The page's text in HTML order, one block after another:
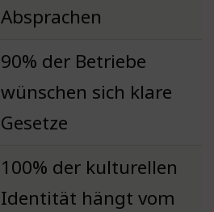
Absprachen
90% der Betriebe
wünschen sich klare
Gesetze
100% der kulturellen
Identität hängt vom